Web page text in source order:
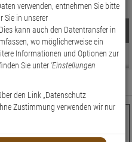
9)
€
Tube 2MPx TN IR IP67
verwenden, entnehmen Sie bitte
Sie in unserer
kann auch den Datentransfer in
wo möglicherweise ein
Informationen und Optionen zur
Sie unter 'Einstellungen
den Link „Datenschutz
Zustimmung verwenden wir nur